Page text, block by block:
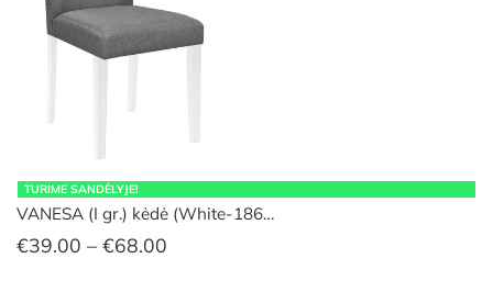
TURIME SANDĖLYJE!
VANESA (I gr.) kėdė (White-186…
€39.00 – €68.00